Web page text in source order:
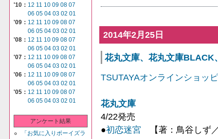
'10： 12 11 10 09 08 07
06 05 04 03 02 01
'09： 12 11 10 09 08 07
06 05 04 03 02 01
'08： 12 11 10 09 08 07
06 05 04 03 02 01
'07： 12 11 10 09 08 07
06 05 04 03 02 01
'06： 12 11 10 09 08 07
06 05 04 03 02 01
'05： 12 11 10 09 08 07
06 05 04 03 02 01
アンケート結果
「お気に入りボーイズラ
2014年2月25日
花丸文庫、花丸文庫BLACK
TSUTAYAオンラインショッ
花丸文庫
4/22発売
●初恋迷宮 【著：鳥谷しず